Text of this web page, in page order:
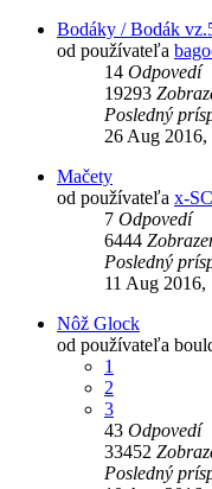
Bodáky / Bodák
od používateľa
14 Odpovedí
19293
Posledný
26 Aug 2016,
Mačety
od používateľa x-
7 Odpovedí
6444
Posledný
11 Aug 2016,
Nôž Glock
od používateľa
1
2
3
43 Odpovedí
33452
Posledný